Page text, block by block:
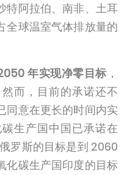
特阿拉伯、南非、土耳
全球温室气体排放量的
年实现净零目标 ，
而，目前的承诺还不
同意在更长的时间内实
生产国中国已承诺在
罗斯的目标是到 2060
化碳生产国印度的目标